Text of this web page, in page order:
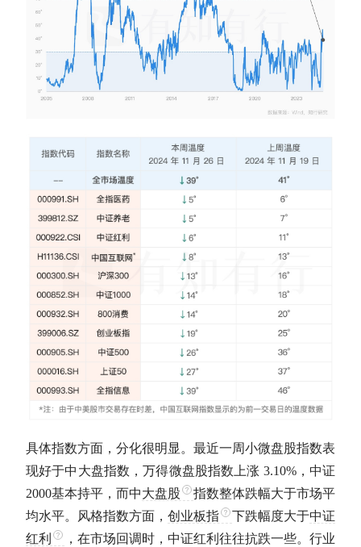
具体指数方面，分化很明显。最近一周小微盘股指数表
现好于中大盘指数，万得微盘股指数上涨 3.10%，中证
2000基本持平，而中大盘股
指数整体跌幅大于市场平
均水平。风格指数方面， 创业板指 下跌幅度大于中证
红利
，在市场回调时， 中证红利 往往抗跌一些。行业